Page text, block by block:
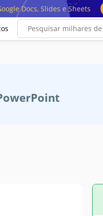
Docs, Slides e Sheets